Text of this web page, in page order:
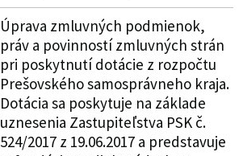
Úprava zmluvných podmienok,
práv a povinností zmluvných strán
pri poskytnutí dotácie z rozpočtu
Prešovského samosprávneho kraja.
Dotácia sa poskytuje na základe
uznesenia Zastupiteľstva PSK č.
524/2017 z 19.06.2017 a predstavuje